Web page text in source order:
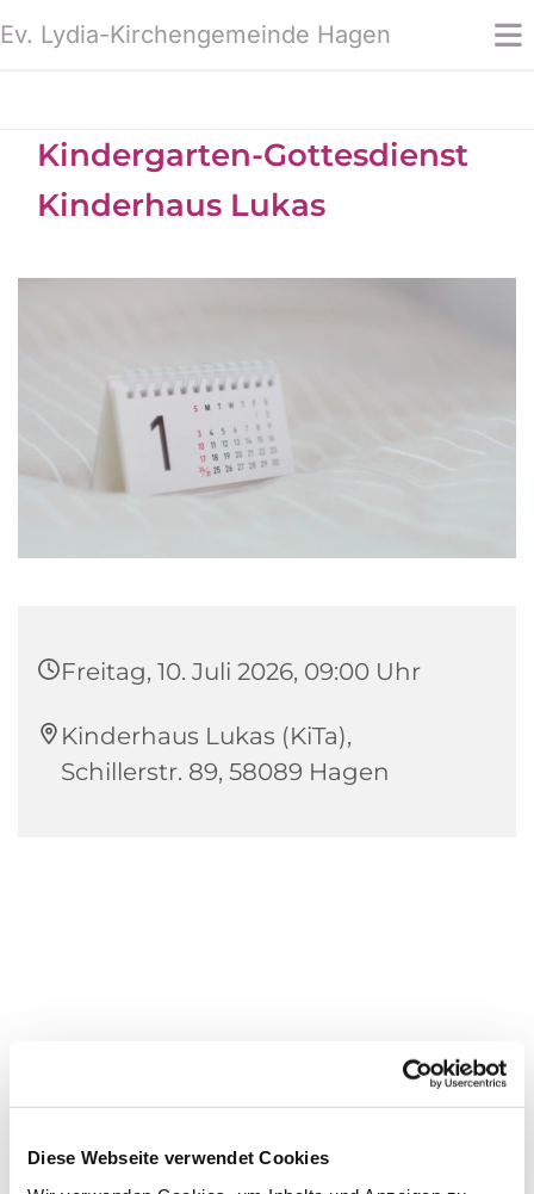
Diese Webseite verwendet Cookies
Ev. Lydia-Kirchengemeinde Hagen
Kindergarten-Gottesdienst
Kinderhaus Lukas
Freitag, 10. Juli 2026, 09:00 Uhr
Kinderhaus Lukas (KiTa),
Schillerstr. 89, 58089 Hagen